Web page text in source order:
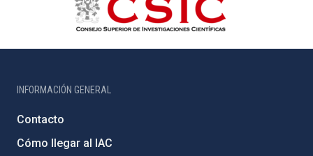
INFORMACIÓN GENERAL
Contacto
Cómo llegar al IAC